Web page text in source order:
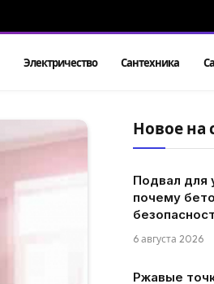
Электричество Сантехника
Новое на
Подвал для
почему
6 августа 2026
Ржавые